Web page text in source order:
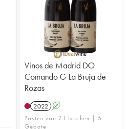
Vinos de Madrid DO
Comando G La Bruja de
Rozas
2022 A
Posten von 2 Flaschen | 5
Gebote